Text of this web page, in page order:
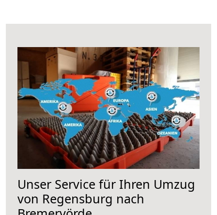
Unser Service für Ihren Umzug
von Regensburg nach